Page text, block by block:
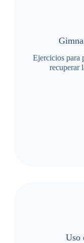
Ejercicios para
recuperar
Uso